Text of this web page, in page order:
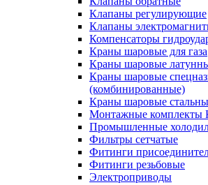
Клапаны регулирующие
Клапаны
Компенсаторы
Краны шаровые для газа
Краны шаровые
Краны шаровые
(комбинированные)
Краны шаровые
Монтажные
Промышленные
Фильтры сетчатые
Фитинги
Фитинги резьбовые
Электроприводы